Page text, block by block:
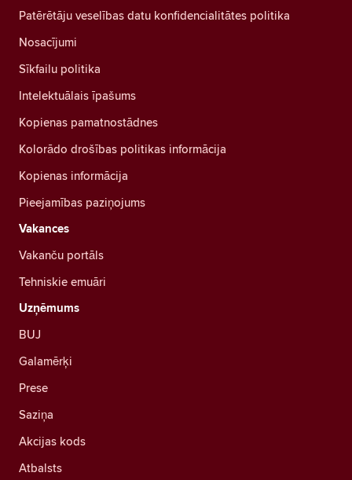
Patērētāju veselības datu konfidencialitātes politika
Nosacījumi
Sīkfailu politika
Intelektuālais īpašums
Kopienas pamatnostādnes
Kolorādo drošības politikas informācija
Kopienas informācija
Pieejamības paziņojums
Vakances
Vakanču portāls
Tehniskie emuāri
Uzņēmums
BUJ
Galamērķi
Prese
Saziņa
Akcijas kods
Atbalsts